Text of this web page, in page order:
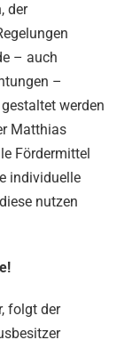
der
– auch
–
werden
Matthias
Fördermittel
individuelle
nutzen
folgt der